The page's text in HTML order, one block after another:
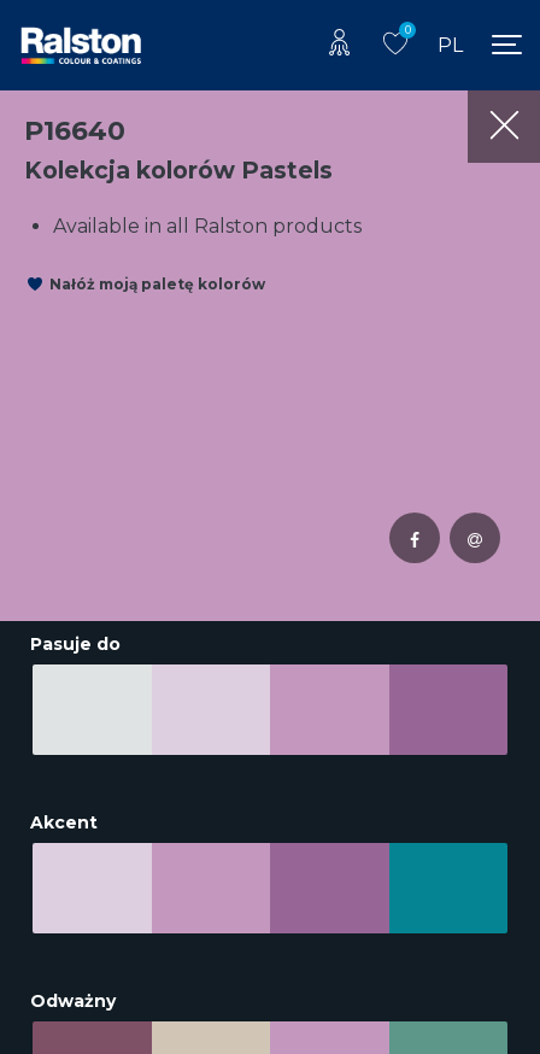
0
PL
P16640
Kolekcja kolorów Pastels
Available in all Ralston products
Nałóż moją paletę kolorów
Pasuje do
Akcent
Odważny